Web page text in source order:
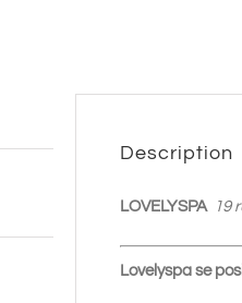
Description
LOVELYSPA 19
Lovelyspa se